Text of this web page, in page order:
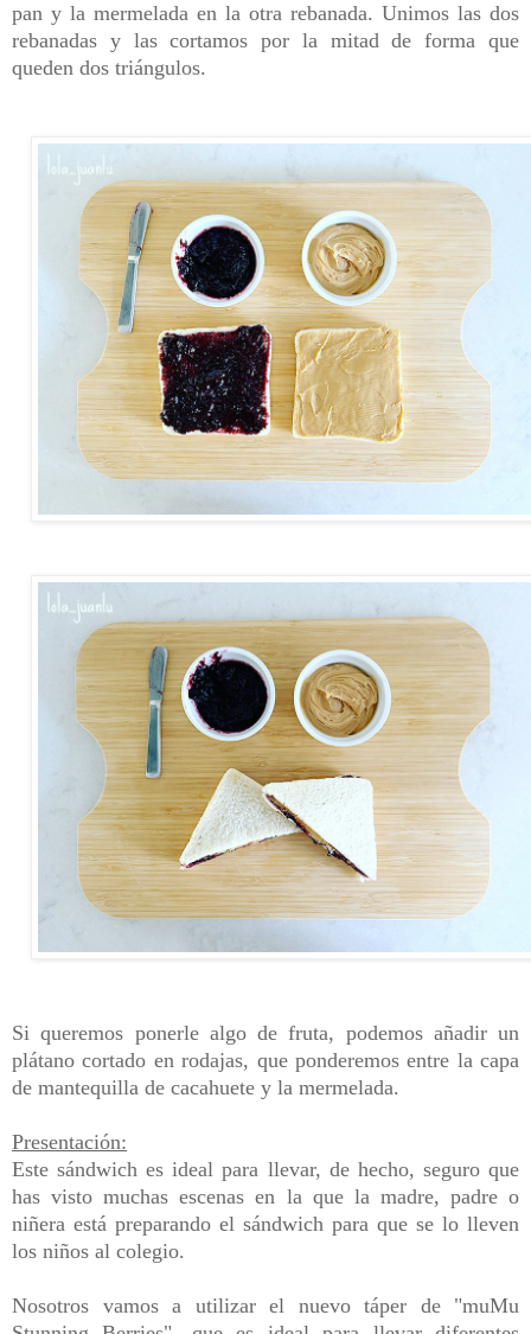
pan y la mermelada en la otra rebanada. Unimos las dos
rebanadas y las cortamos por la mitad de forma que
queden dos triángulos.
Si queremos ponerle algo de fruta, podemos añadir un
plátano cortado en rodajas, que ponderemos entre la capa
de mantequilla de cacahuete y la mermelada.
Presentación:
Este sándwich es ideal para llevar, de hecho, seguro que
has visto muchas escenas en la que la madre, padre o
niñera está preparando el sándwich para que se lo lleven
los niños al colegio.
Nosotros vamos a utilizar el nuevo táper de "muMu